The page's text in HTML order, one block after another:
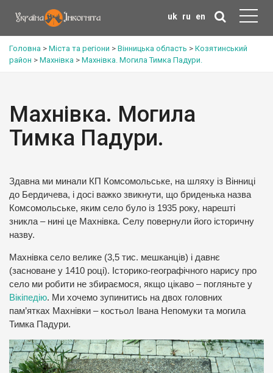
uk ru en
Головна > Міста та регіони > Вінницька область > Козятинський
район > Махнівка > Махнівка. Могила Тимка Падури.
Махнівка. Могила
Тимка Падури.
Здавна ми минали КП Комсомольське, на шляху із Вінниці
до Бердичева, і досі важко звикнути, що бриденька назва
Комсомольське, яким село було із 1935 року, нарешті
зникла – нині це Махнівка. Селу повернули його історичну
назву.
Махнівка село велике (3,5 тис. мешканців) і давнє
(засноване у 1410 році). Історико-географічного нарису про
село ми робити не збираємося, якщо цікаво – погляньте у
Вікіпедію. Ми хочемо зупинитись на двох головних
пам’ятках Махнівки – костьол Івана Непомуки та могила
Тимка Падури.